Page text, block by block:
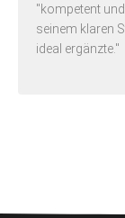
"kompetent
seinem klaren
ideal ergänzte."